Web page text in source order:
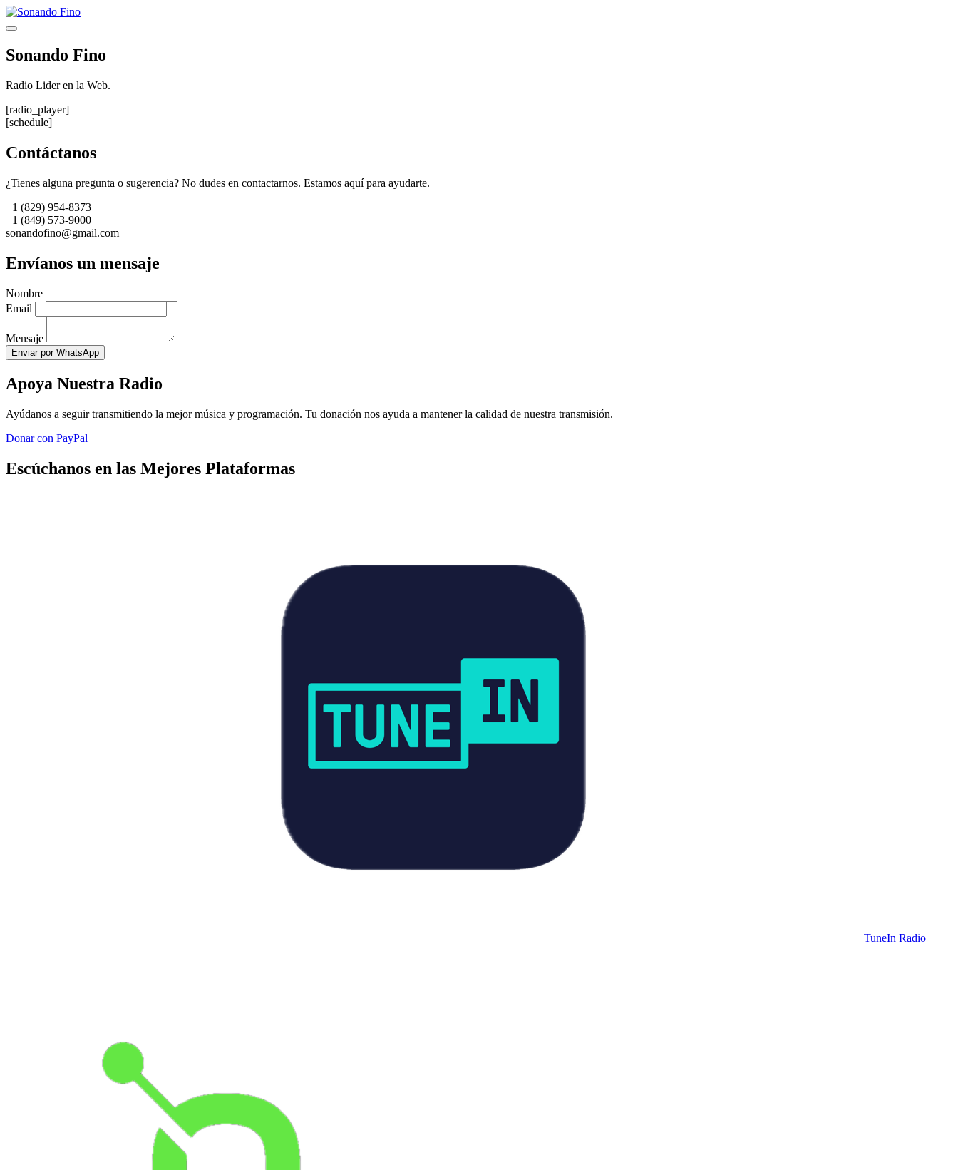
Saltar
al
Menú
Sonando Fino
Radio Lider en la Web.
[radio_player]
[schedule]
Contáctanos
¿Tienes alguna pregunta o sugerencia? No dudes en contactarnos. Estamos aquí para ayudarte.
+1 (829) 954-8373
+1 (849) 573-9000
sonandofino@gmail.com
Envíanos un mensaje
Nombre
Email
Mensaje
Enviar por WhatsApp
Apoya Nuestra Radio
Ayúdanos a seguir transmitiendo la mejor música y programación. Tu donación nos ayuda a mantener la calidad de nuestra transmisión.
Donar con PayPal
Escúchanos en las Mejores Plataformas
TuneIn Radio